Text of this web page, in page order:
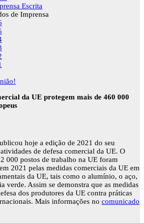
Escrita
de Imprensa
da UE protegem mais de 460 000
hoje a edição de 2021 do seu
de defesa comercial da UE. O
000 postos de trabalho na UE foram
2021 pelas medidas comerciais da UE em
da UE, tais como o alumínio, o aço,
verde. Assim se demonstra que as medidas
dos produtores da UE contra práticas
Mais informações no comunicado